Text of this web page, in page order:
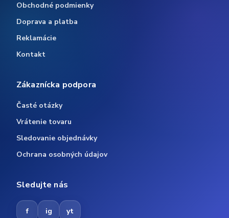
Obchodné podmienky
Doprava a platba
Reklamácie
Kontakt
Zákaznícka podpora
Časté otázky
Vrátenie tovaru
Sledovanie objednávky
Ochrana osobných údajov
Sledujte nás
f ig yt